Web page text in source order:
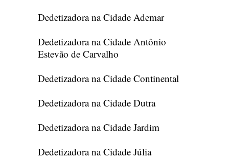
Dedetizadora na Cidade Ademar
Dedetizadora na Cidade Antônio
Estevão de Carvalho
Dedetizadora na Cidade Continental
Dedetizadora na Cidade Dutra
Dedetizadora na Cidade Jardim
Dedetizadora na Cidade Júlia